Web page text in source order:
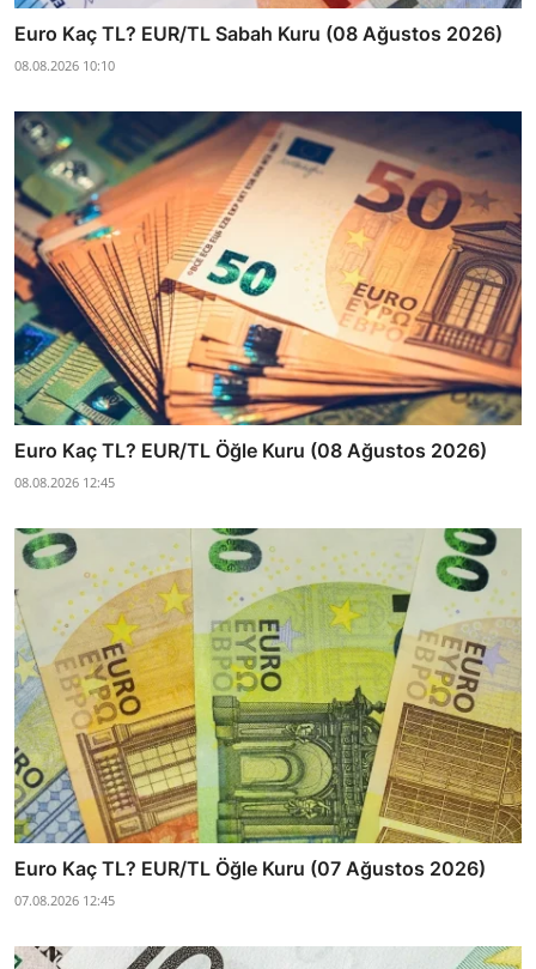
Euro Kaç TL? EUR/TL Sabah Kuru (08 Ağustos 2026)
08.08.2026 10:10
Euro Kaç TL? EUR/TL Öğle Kuru (08 Ağustos 2026)
08.08.2026 12:45
Euro Kaç TL? EUR/TL Öğle Kuru (07 Ağustos 2026)
07.08.2026 12:45